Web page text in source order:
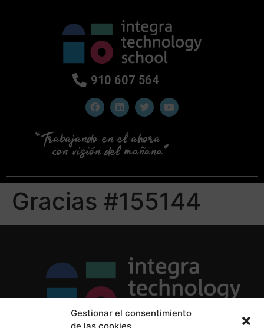
Gestionar el consentimiento
910 607 564
Gracias #155144